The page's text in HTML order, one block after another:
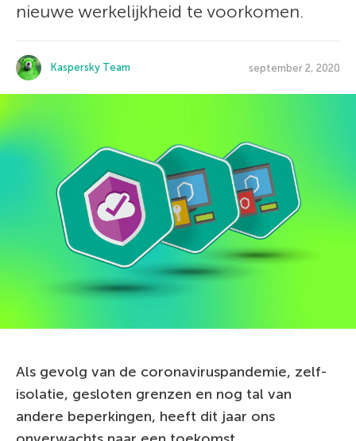
nieuwe werkelijkheid te voorkomen.
Kaspersky Team september 2, 2020
Als gevolg van de coronaviruspandemie, zelf-
isolatie, gesloten grenzen en nog tal van
andere beperkingen, heeft dit jaar ons